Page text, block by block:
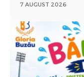
7 AUGUST 2026